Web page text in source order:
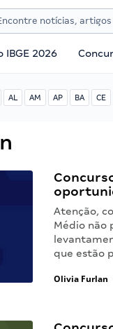
IBGE 2026
AL AM AP BA CE
Atenção,
Médio não
que estão
Olivia Furlan